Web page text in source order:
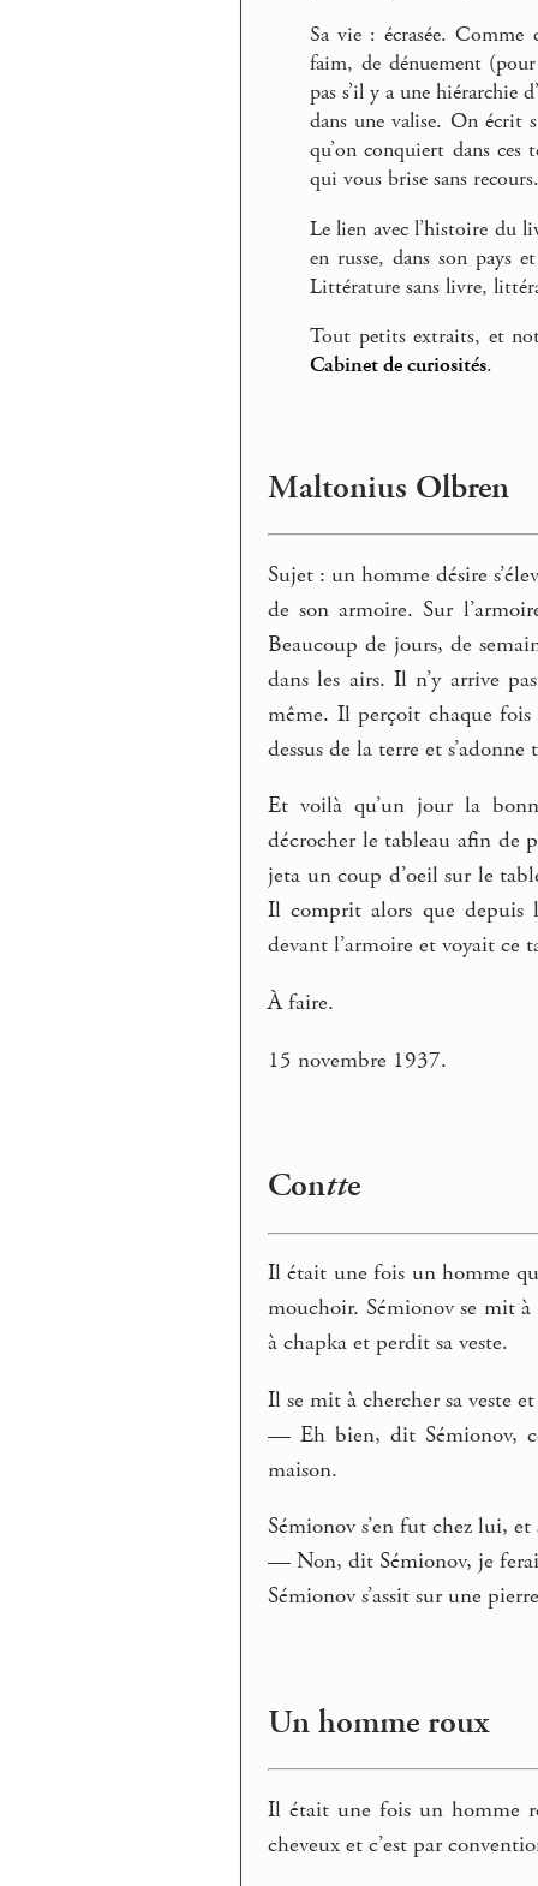
Sa vie : écrasée. Comme
faim, de dénuement
pas s’il y a une hiérarchie
dans une valise. On écrit
qu’on conquiert dans ces
qui vous brise sans recours.
Le lien avec l’histoire du
en russe, dans son pays
Littérature sans livre,
Tout petits extraits, et
Cabinet de curiosités.
Maltonius Olbren
Sujet : un homme désire
de son armoire. Sur
Beaucoup de jours, de
dans les airs. Il n’y arrive
même. Il perçoit chaque fois
dessus de la terre et
Et voilà qu’un jour la
décrocher le tableau afin de
jeta un coup d’oeil sur le
Il comprit alors que depuis
devant l’armoire et voyait ce
À faire.
15 novembre 1937.
Contte
Il était une fois un homme
mouchoir. Sémionov se mit
à chapka et perdit sa veste.
Il se mit à chercher sa veste
— Eh bien, dit Sémionov,
maison.
Sémionov s’en fut chez lui,
— Non, dit Sémionov, je
Sémionov s’assit sur une
Un homme roux
Il était une fois un homme
cheveux et c’est par